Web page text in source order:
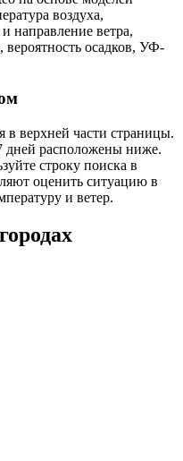
воздуха,
направление ветра,
вероятность осадков, УФ-
в верхней части страницы.
дней расположены ниже.
строку поиска в
оценить ситуацию в
и ветер.